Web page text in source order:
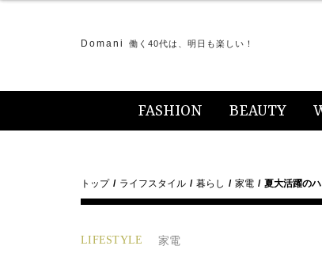
Domani 働く40代は、明日も楽しい！
FASHION BEAUTY
トップ ライフスタイル 暮らし 家電 夏大活躍の
LIFESTYLE 家電